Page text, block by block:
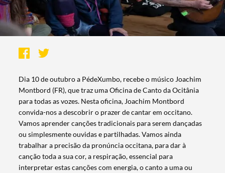
Dia 10 de outubro a PédeXumbo, recebe o músico Joachim
Montbord (FR), que traz uma Oficina de Canto da Ocitânia
para todas as vozes. Nesta oficina, Joachim Montbord
convida-nos a descobrir o prazer de cantar em occitano.
Vamos aprender canções tradicionais para serem dançadas
ou simplesmente ouvidas e partilhadas. Vamos ainda
trabalhar a precisão da pronúncia occitana, para dar à
canção toda a sua cor, a respiração, essencial para
interpretar estas canções com energia, o canto a uma ou